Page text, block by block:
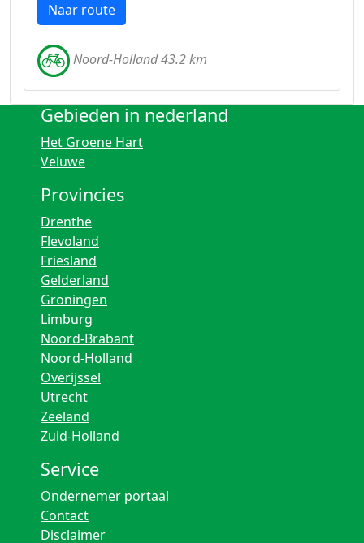
Naar route
Noord-Holland 43.2 km
Gebieden in nederland
Het Groene Hart
Veluwe
Provincies
Drenthe
Flevoland
Friesland
Gelderland
Groningen
Limburg
Noord-Brabant
Noord-Holland
Overijssel
Utrecht
Zeeland
Zuid-Holland
Service
Ondernemer portaal
Contact
Disclaimer